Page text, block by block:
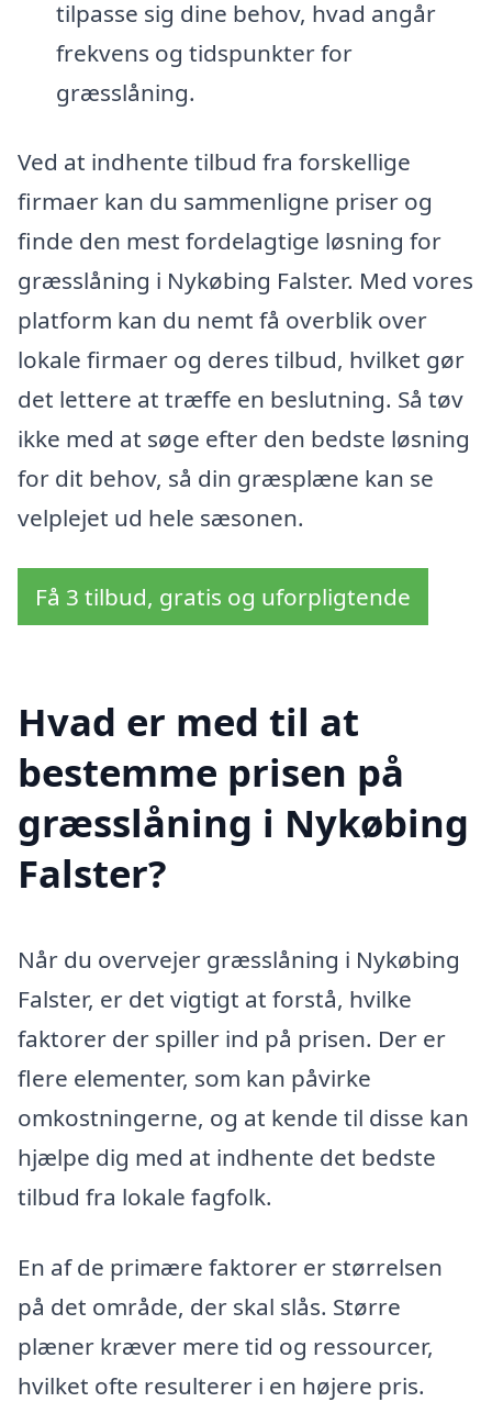
tilpasse sig dine behov, hvad angår
frekvens og tidspunkter for
græsslåning.
Ved at indhente tilbud fra forskellige
firmaer kan du sammenligne priser og
finde den mest fordelagtige løsning for
græsslåning i Nykøbing Falster. Med vores
platform kan du nemt få overblik over
lokale firmaer og deres tilbud, hvilket gør
det lettere at træffe en beslutning. Så tøv
ikke med at søge efter den bedste løsning
for dit behov, så din græsplæne kan se
velplejet ud hele sæsonen.
Få 3 tilbud, gratis og uforpligtende
Hvad er med til at
bestemme prisen på
græsslåning i Nykøbing
Falster?
Når du overvejer græsslåning i Nykøbing
Falster, er det vigtigt at forstå, hvilke
faktorer der spiller ind på prisen. Der er
flere elementer, som kan påvirke
omkostningerne, og at kende til disse kan
hjælpe dig med at indhente det bedste
tilbud fra lokale fagfolk.
En af de primære faktorer er størrelsen
på det område, der skal slås. Større
plæner kræver mere tid og ressourcer,
hvilket ofte resulterer i en højere pris.